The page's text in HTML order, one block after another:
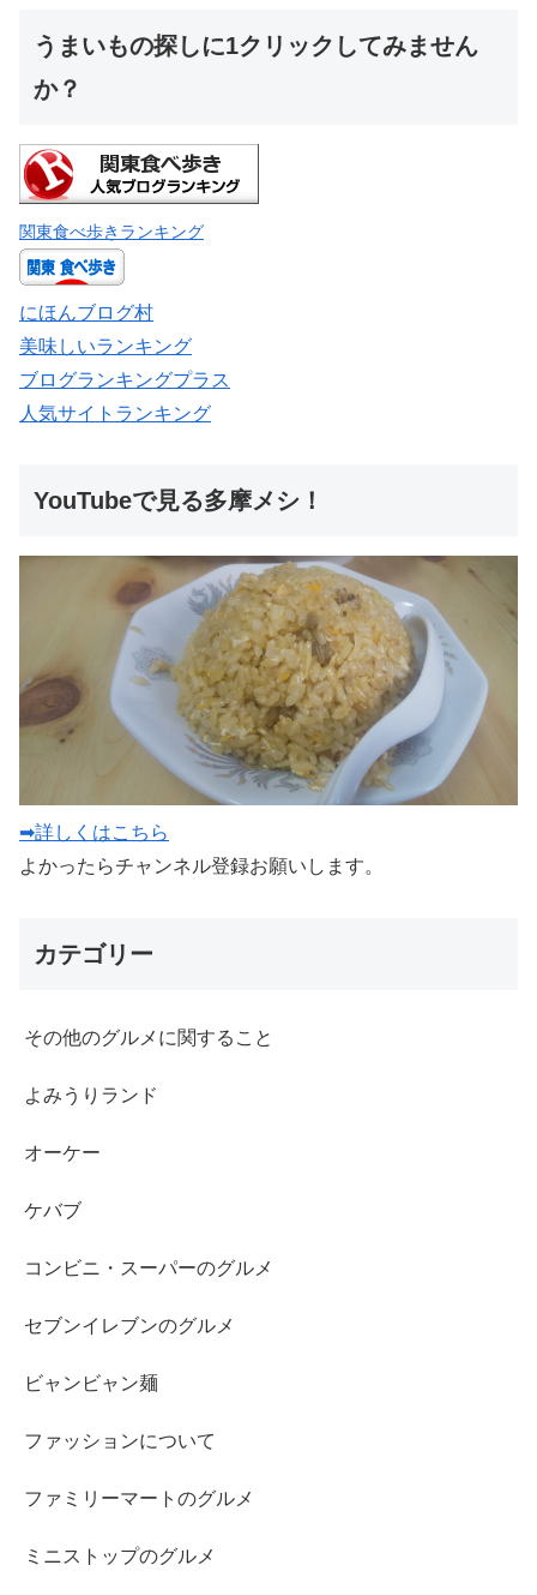
うまいもの探しに1クリックしてみません
か？
関東食べ歩きランキング
にほんブログ村
美味しいランキング
ブログランキングプラス
人気サイトランキング
YouTubeで見る多摩メシ！
➡詳しくはこちら
よかったらチャンネル登録お願いします。
カテゴリー
その他のグルメに関すること
よみうりランド
オーケー
ケバブ
コンビニ・スーパーのグルメ
セブンイレブンのグルメ
ビャンビャン麺
ファッションについて
ファミリーマートのグルメ
ミニストップのグルメ